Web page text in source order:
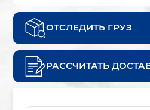
ОТСЛЕДИТЬ ГРУЗ
РАССЧИТАТЬ